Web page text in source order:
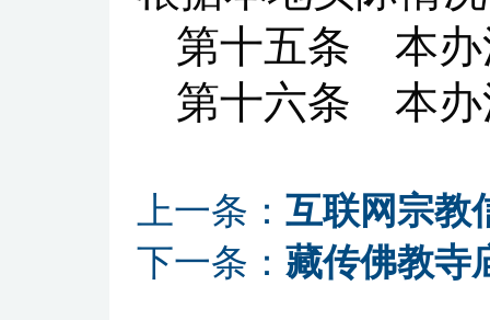
第十五条 本办
第十六条 本办
上一条： 互联网宗教
下一条： 藏传佛教寺